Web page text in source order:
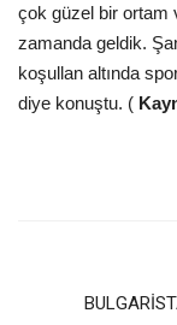
Lezzet Durakları
Röportajlar
çok güzel bir ortam
zamanda geldik.
koşullan altında
diye konuştu. (